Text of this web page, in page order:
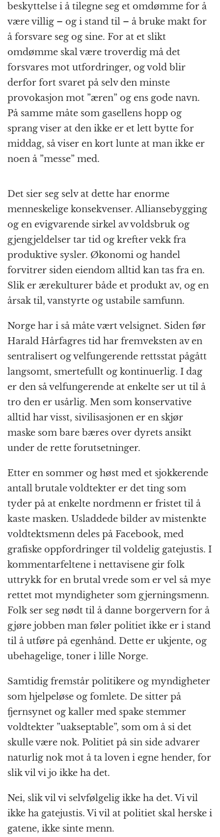
beskyttelse i å tilegne seg et omdømme for å
være villig – og i stand til – å bruke makt for
å forsvare seg og sine. For at et slikt
omdømme skal være troverdig må det
forsvares mot utfordringer, og vold blir
derfor fort svaret på selv den minste
provokasjon mot ”æren” og ens gode navn.
På samme måte som gasellens hopp og
sprang viser at den ikke er et lett bytte for
middag, så viser en kort lunte at man ikke er
noen å ”messe” med.
Det sier seg selv at dette har enorme
menneskelige konsekvenser. Alliansebygging
og en evigvarende sirkel av voldsbruk og
gjengjeldelser tar tid og krefter vekk fra
produktive sysler. Økonomi og handel
forvitrer siden eiendom alltid kan tas fra en.
Slik er ærekulturer både et produkt av, og en
årsak til, vanstyrte og ustabile samfunn.
Norge har i så måte vært velsignet. Siden før
Harald Hårfagres tid har fremveksten av en
sentralisert og velfungerende rettsstat pågått
langsomt, smertefullt og kontinuerlig. I dag
er den så velfungerende at enkelte ser ut til å
tro den er usårlig. Men som konservative
alltid har visst, sivilisasjonen er en skjør
maske som bare bæres over dyrets ansikt
under de rette forutsetninger.
Etter en sommer og høst med et sjokkerende
antall brutale voldtekter er det ting som
tyder på at enkelte nordmenn er fristet til å
kaste masken. Usladdede bilder av mistenkte
voldtektsmenn deles på Facebook, med
grafiske oppfordringer til voldelig gatejustis. I
kommentarfeltene i nettavisene gir folk
uttrykk for en brutal vrede som er vel så mye
rettet mot myndigheter som gjerningsmenn.
Folk ser seg nødt til å danne borgervern for å
gjøre jobben man føler politiet ikke er i stand
til å utføre på egenhånd. Dette er ukjente, og
ubehagelige, toner i lille Norge.
Samtidig fremstår politikere og myndigheter
som hjelpeløse og fomlete. De sitter på
fjernsynet og kaller med spake stemmer
voldtekter ”uakseptable”, som om å si det
skulle være nok. Politiet på sin side advarer
naturlig nok mot å ta loven i egne hender, for
slik vil vi jo ikke ha det.
Nei, slik vil vi selvfølgelig ikke ha det. Vi vil
ikke ha gatejustis. Vi vil at politiet skal herske i
gatene, ikke sinte menn.